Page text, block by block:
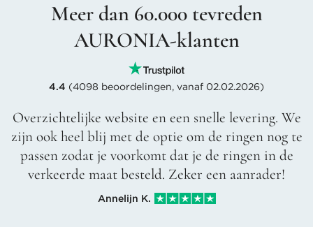
Meer dan 60.000 tevreden
AURONIA-klanten
4.4 (4098 beoordelingen, vanaf 02.02.2026)
Overzichtelijke website en een snelle levering. We
zijn ook heel blij met de optie om de ringen nog te
passen zodat je voorkomt dat je de ringen in de
verkeerde maat besteld. Zeker een aanrader!
Annelijn K.